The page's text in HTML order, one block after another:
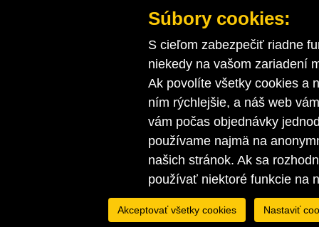
Súbory cookies:
S cieľom zabezpečiť riadne
niekedy na vašom zariadení
Ak povolíte všetky cookies a
ním rýchlejšie, a náš web
vám počas objednávky
používame najmä na
našich stránok. Ak sa
používať niektoré funkcie na
Akceptovať všetky cookies Nastaviť